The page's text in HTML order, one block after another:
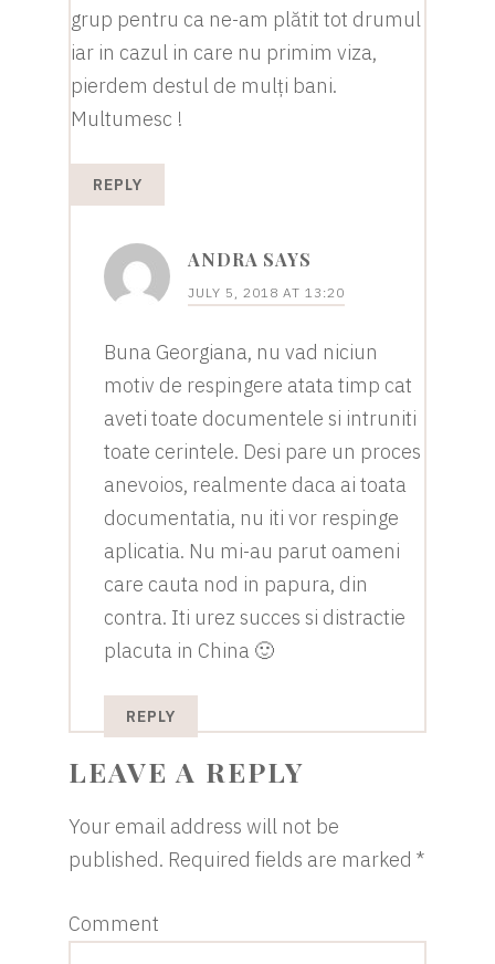
grup pentru ca ne-am plătit tot drumul
iar in cazul in care nu primim viza,
pierdem destul de mulți bani.
Multumesc !
REPLY
ANDRA SAYS
JULY 5, 2018 AT 13:20
Buna Georgiana, nu vad niciun
motiv de respingere atata timp cat
aveti toate documentele si intruniti
toate cerintele. Desi pare un proces
anevoios, realmente daca ai toata
documentatia, nu iti vor respinge
aplicatia. Nu mi-au parut oameni
care cauta nod in papura, din
contra. Iti urez succes si distractie
placuta in China 🙂
REPLY
LEAVE A REPLY
Your email address will not be
published. Required fields are marked*
Comment